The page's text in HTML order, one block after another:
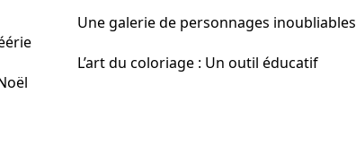
Une galerie de personnages inoubliables
L’art du coloriage : Un outil éducatif